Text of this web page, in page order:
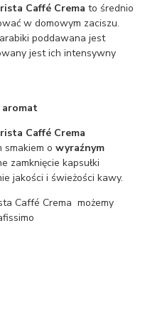
Caffé Crema to średnio
w domowym zaciszu.
poddawana jest
jest ich intensywny
aromat
Caffé Crema
smakiem owyraźnym
zamknięcie kapsułki
jakości i świeżości kawy.
Caffé Crema możemy